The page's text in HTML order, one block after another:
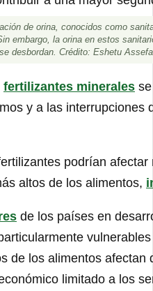
de orina, conocidos como
embargo, la orina en estos
desbordan. Crédito: Eshetu Assefa
fertilizantes minerales
y a las
podrían
altos de los alimentos,
de los países en
de los alimentos
limitado a los